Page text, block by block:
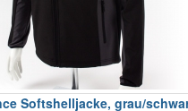
Softshelljacke, grau/